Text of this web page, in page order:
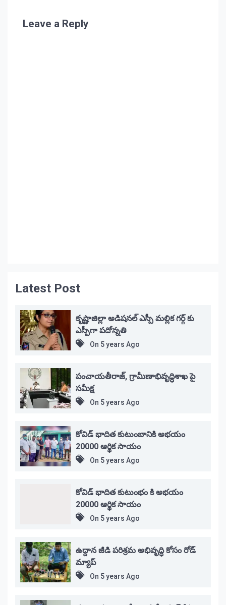
Leave a Reply
Latest Post
కృష్ణాజిల్లా అడిషనల్ ఎస్పీ మల్లిక గర్గ్ కు
ఎస్పీగా పదోన్నతి
On 5 years Ago
పంచాయతీరాజ్, గ్రామీణాభివృద్ధిశాఖ పై
సమీక్ష
On 5 years Ago
కోవిడ్ భాదిత కుటుంబానికి అభయం
20000 ఆర్థిక సాయం
On 5 years Ago
కోవిడ్ భాదిత కుటుంభం కి అభయం
20000 ఆర్థిక సాయం
On 5 years Ago
ఉద్దాన జీడి పరిశ్రమ అభివృద్ధి కోసం రోడ్
మ్యాప్
On 5 years Ago